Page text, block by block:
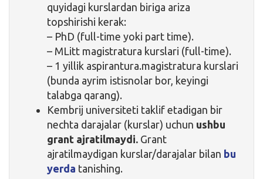
quyidagi kurslardan biriga ariza
topshirishi kerak:
– PhD (full-time yoki part time).
– MLitt magistratura kurslari (full-time).
– 1 yillik aspirantura.magistratura kurslari
(bunda ayrim istisnolar bor, keyingi
talabga qarang).
Kembrij universiteti taklif etadigan bir
nechta darajalar (kurslar) uchun ushbu
grant ajratilmaydi. Grant
ajratilmaydigan kurslar/darajalar bilan bu
yerda tanishing.